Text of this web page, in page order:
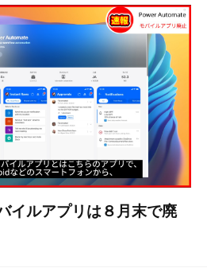
イルアプリは８月末で廃